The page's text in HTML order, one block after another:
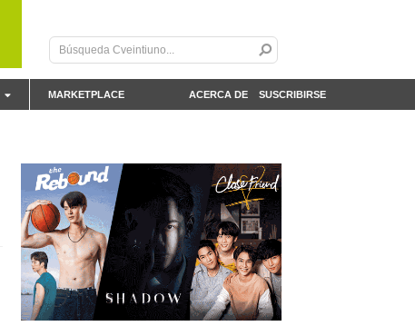
ACERCA DE
MARKETPLACE SUSCRIBIRSE